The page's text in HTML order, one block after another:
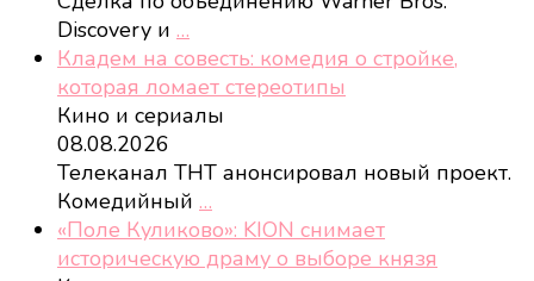
Discovery и …
Кладем на совесть: комедия о стройке,
которая ломает стереотипы
Кино и сериалы
08.08.2026
Телеканал ТНТ анонсировал новый проект.
Комедийный …
«Поле Куликово»: KION снимает
историческую драму о выборе князя